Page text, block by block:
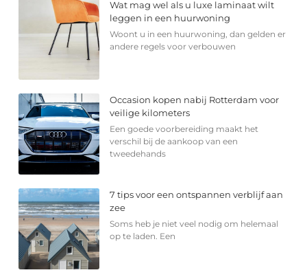
Wat mag wel als u luxe laminaat wilt
leggen in een huurwoning
Woont u in een huurwoning, dan gelden er
andere regels voor verbouwen
Occasion kopen nabij Rotterdam voor
veilige kilometers
Een goede voorbereiding maakt het
verschil bij de aankoop van een
tweedehands
7 tips voor een ontspannen verblijf aan
zee
Soms heb je niet veel nodig om helemaal
op te laden. Een